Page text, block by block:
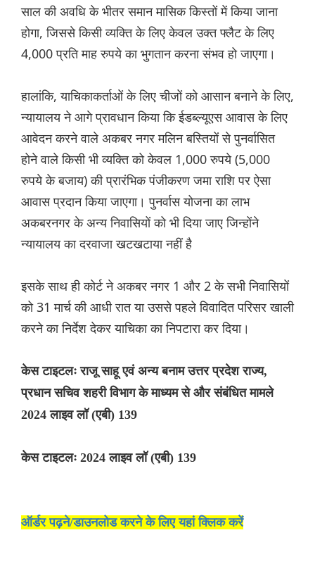
साल की अवधि के भीतर समान मासिक किस्तों में किया जाना
होगा, जिससे किसी व्यक्ति के लिए केवल उक्त फ्लैट के लिए
4,000 प्रति माह रुपये का भुगतान करना संभव हो जाएगा।
हालांकि, याचिकाकर्ताओं के लिए चीजों को आसान बनाने के लिए,
न्यायालय ने आगे प्रावधान किया कि ईडब्ल्यूएस आवास के लिए
आवेदन करने वाले अकबर नगर मलिन बस्तियों से पुनर्वासित
होने वाले किसी भी व्यक्ति को केवल 1,000 रुपये (5,000
रुपये के बजाय) की प्रारंभिक पंजीकरण जमा राशि पर ऐसा
आवास प्रदान किया जाएगा। पुनर्वास योजना का लाभ
अकबरनगर के अन्य निवासियों को भी दिया जाए जिन्होंने
न्यायालय का दरवाजा खटखटाया नहीं है
इसके साथ ही कोर्ट ने अकबर नगर 1 और 2 के सभी निवासियों
को 31 मार्च की आधी रात या उससे पहले विवादित परिसर खाली
करने का निर्देश देकर याचिका का निपटारा कर दिया।
केस टाइटलः राजू साहू एवं अन्य बनाम उत्तर प्रदेश राज्य,
प्रधान सचिव शहरी विभाग के माध्यम से और संबंधित मामले
2024 लाइव लॉ (एबी) 139
केस टाइटलः 2024 लाइव लॉ (एबी) 139
ऑर्डर पढ़ने/डाउनलोड करने के लिए यहां क्लिक करें